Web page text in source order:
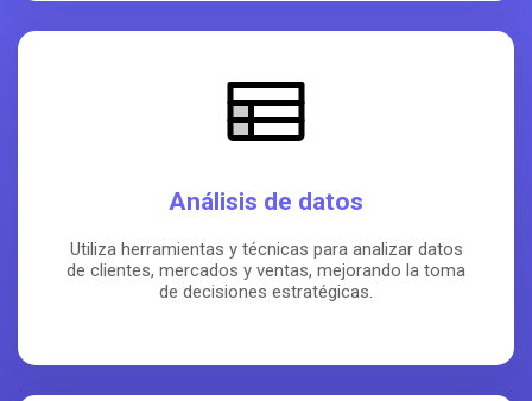
Análisis de datos
Utiliza herramientas y técnicas para analizar datos
de clientes, mercados y ventas, mejorando la toma
de decisiones estratégicas.